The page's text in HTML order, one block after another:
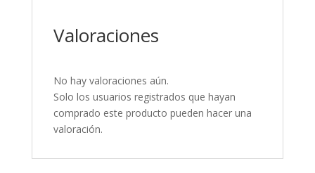
Valoraciones
No hay valoraciones aún.
Solo los usuarios registrados que hayan
comprado este producto pueden hacer una
valoración.